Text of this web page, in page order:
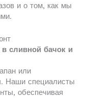
и о том, как мы
сливной бачок и
или
Наши специалисты
обеспечивая